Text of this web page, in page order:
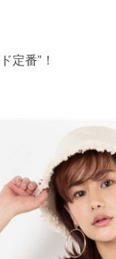
ド定番” ！